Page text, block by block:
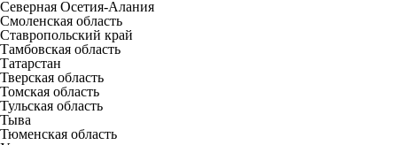
Северная Осетия-Алания
Смоленская область
Ставропольский край
Тамбовская область
Татарстан
Тверская область
Томская область
Тульская область
Тыва
Тюменская область